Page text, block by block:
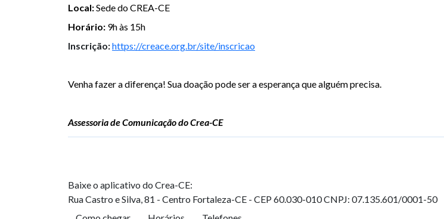
Local:Sede do CREA-CE
Horário: 9h às 15h
Inscrição:https://creace.org.br/site/inscricao
Venha fazer a diferença! Sua doação pode ser a esperança que alguém precisa.
Assessoria de Comunicação do Crea-CE
Baixe o aplicativo do Crea-CE:
Rua Castro e Silva, 81 - Centro Fortaleza-CE - CEP 60.030-010CNPJ: 07.135.601/0001-50